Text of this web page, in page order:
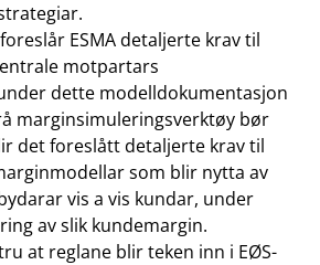
ESMA detaljerte krav til
motpartars
dette modelldokumentasjon
marginsimuleringsverktøy bør
det foreslått detaljerte krav til
som blir nytta av
vis a vis kundar, under
av slik kundemargin.
at reglane blir teken inn i EØS-